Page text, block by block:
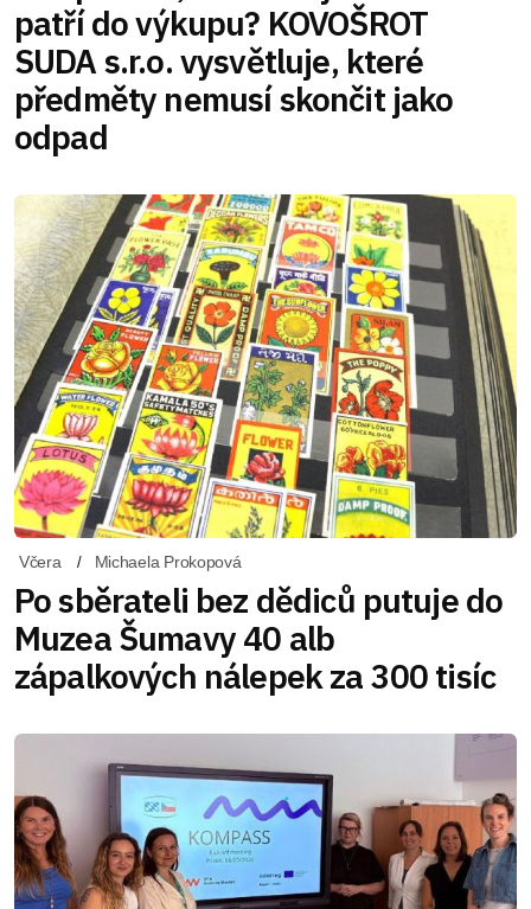
patří do výkupu? KOVOŠROT
SUDA s.r.o. vysvětluje, které
předměty nemusí skončit jako
odpad
Včera Michaela Prokopová
Po sběrateli bez dědiců putuje do
Muzea Šumavy 40 alb
zápalkových nálepek za 300 tisíc